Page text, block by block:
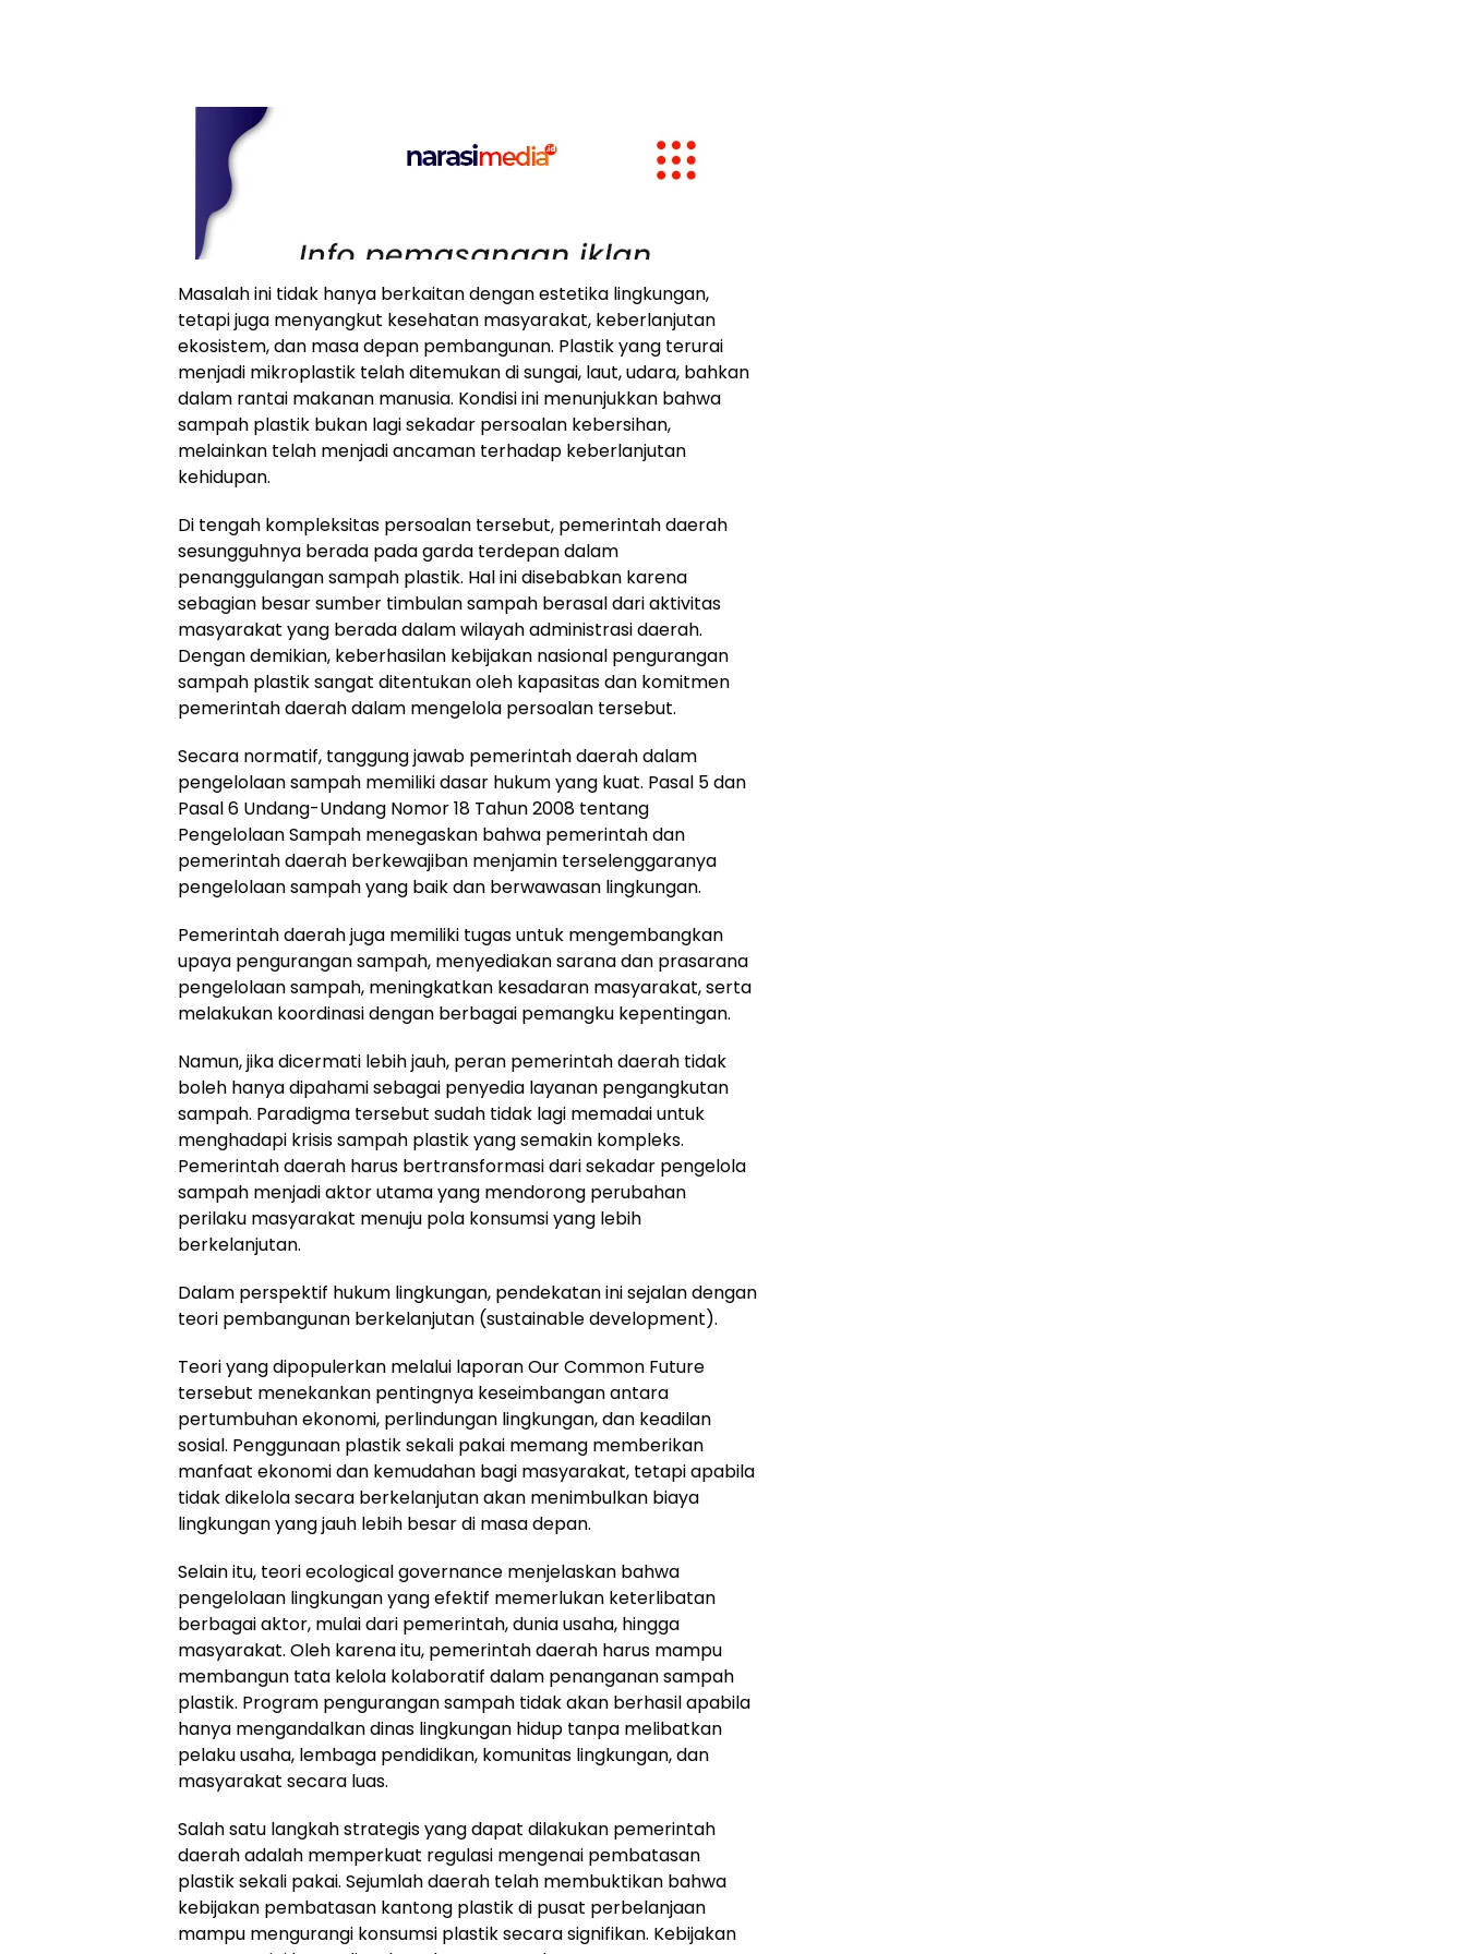
Masalah ini tidak hanya berkaitan dengan estetika lingkungan,
tetapi juga menyangkut kesehatan masyarakat, keberlanjutan
ekosistem, dan masa depan pembangunan. Plastik yang terurai
menjadi mikroplastik telah ditemukan di sungai, laut, udara, bahkan
dalam rantai makanan manusia. Kondisi ini menunjukkan bahwa
sampah plastik bukan lagi sekadar persoalan kebersihan,
melainkan telah menjadi ancaman terhadap keberlanjutan
kehidupan.
Di tengah kompleksitas persoalan tersebut, pemerintah daerah
sesungguhnya berada pada garda terdepan dalam
penanggulangan sampah plastik. Hal ini disebabkan karena
sebagian besar sumber timbulan sampah berasal dari aktivitas
masyarakat yang berada dalam wilayah administrasi daerah.
Dengan demikian, keberhasilan kebijakan nasional pengurangan
sampah plastik sangat ditentukan oleh kapasitas dan komitmen
pemerintah daerah dalam mengelola persoalan tersebut.
Secara normatif, tanggung jawab pemerintah daerah dalam
pengelolaan sampah memiliki dasar hukum yang kuat. Pasal 5 dan
Pasal 6 Undang-Undang Nomor 18 Tahun 2008 tentang
Pengelolaan Sampah menegaskan bahwa pemerintah dan
pemerintah daerah berkewajiban menjamin terselenggaranya
pengelolaan sampah yang baik dan berwawasan lingkungan.
Pemerintah daerah juga memiliki tugas untuk mengembangkan
upaya pengurangan sampah, menyediakan sarana dan prasarana
pengelolaan sampah, meningkatkan kesadaran masyarakat, serta
melakukan koordinasi dengan berbagai pemangku kepentingan.
Namun, jika dicermati lebih jauh, peran pemerintah daerah tidak
boleh hanya dipahami sebagai penyedia layanan pengangkutan
sampah. Paradigma tersebut sudah tidak lagi memadai untuk
menghadapi krisis sampah plastik yang semakin kompleks.
Pemerintah daerah harus bertransformasi dari sekadar pengelola
sampah menjadi aktor utama yang mendorong perubahan
perilaku masyarakat menuju pola konsumsi yang lebih
berkelanjutan.
Dalam perspektif hukum lingkungan, pendekatan ini sejalan dengan
teori pembangunan berkelanjutan (sustainable development).
Teori yang dipopulerkan melalui laporan Our Common Future
tersebut menekankan pentingnya keseimbangan antara
pertumbuhan ekonomi, perlindungan lingkungan, dan keadilan
sosial. Penggunaan plastik sekali pakai memang memberikan
manfaat ekonomi dan kemudahan bagi masyarakat, tetapi apabila
tidak dikelola secara berkelanjutan akan menimbulkan biaya
lingkungan yang jauh lebih besar di masa depan.
Selain itu, teori ecological governance menjelaskan bahwa
pengelolaan lingkungan yang efektif memerlukan keterlibatan
berbagai aktor, mulai dari pemerintah, dunia usaha, hingga
masyarakat. Oleh karena itu, pemerintah daerah harus mampu
membangun tata kelola kolaboratif dalam penanganan sampah
plastik. Program pengurangan sampah tidak akan berhasil apabila
hanya mengandalkan dinas lingkungan hidup tanpa melibatkan
pelaku usaha, lembaga pendidikan, komunitas lingkungan, dan
masyarakat secara luas.
Salah satu langkah strategis yang dapat dilakukan pemerintah
daerah adalah memperkuat regulasi mengenai pembatasan
plastik sekali pakai. Sejumlah daerah telah membuktikan bahwa
kebijakan pembatasan kantong plastik di pusat perbelanjaan
mampu mengurangi konsumsi plastik secara signifikan. Kebijakan